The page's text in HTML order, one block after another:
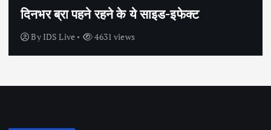
सेक्स के अलावा भी कंडोम का उपयोग है?
By IDS Live 4439 views